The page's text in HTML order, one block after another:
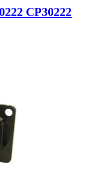
CP30222